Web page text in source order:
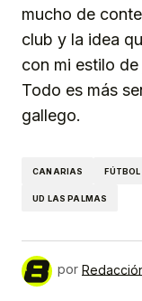
mucho de
club y la idea
con mi estilo
Todo es más
gallego.
CANARIAS FÚTBOL
UD LAS PALMAS
por